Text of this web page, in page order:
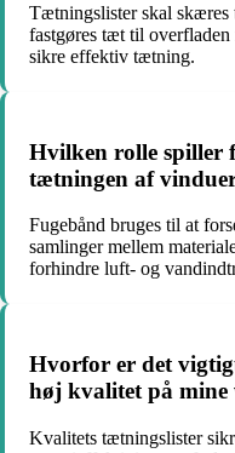
Tætningslister skal skæres
fastgøres tæt til
sikre effektiv tætning.
Hvilken rolle spiller
tætningen af
Fugebånd bruges til at
samlinger mellem
forhindre luft- og
Hvorfor er det
høj kvalitet på mine
Kvalitets tætningslister